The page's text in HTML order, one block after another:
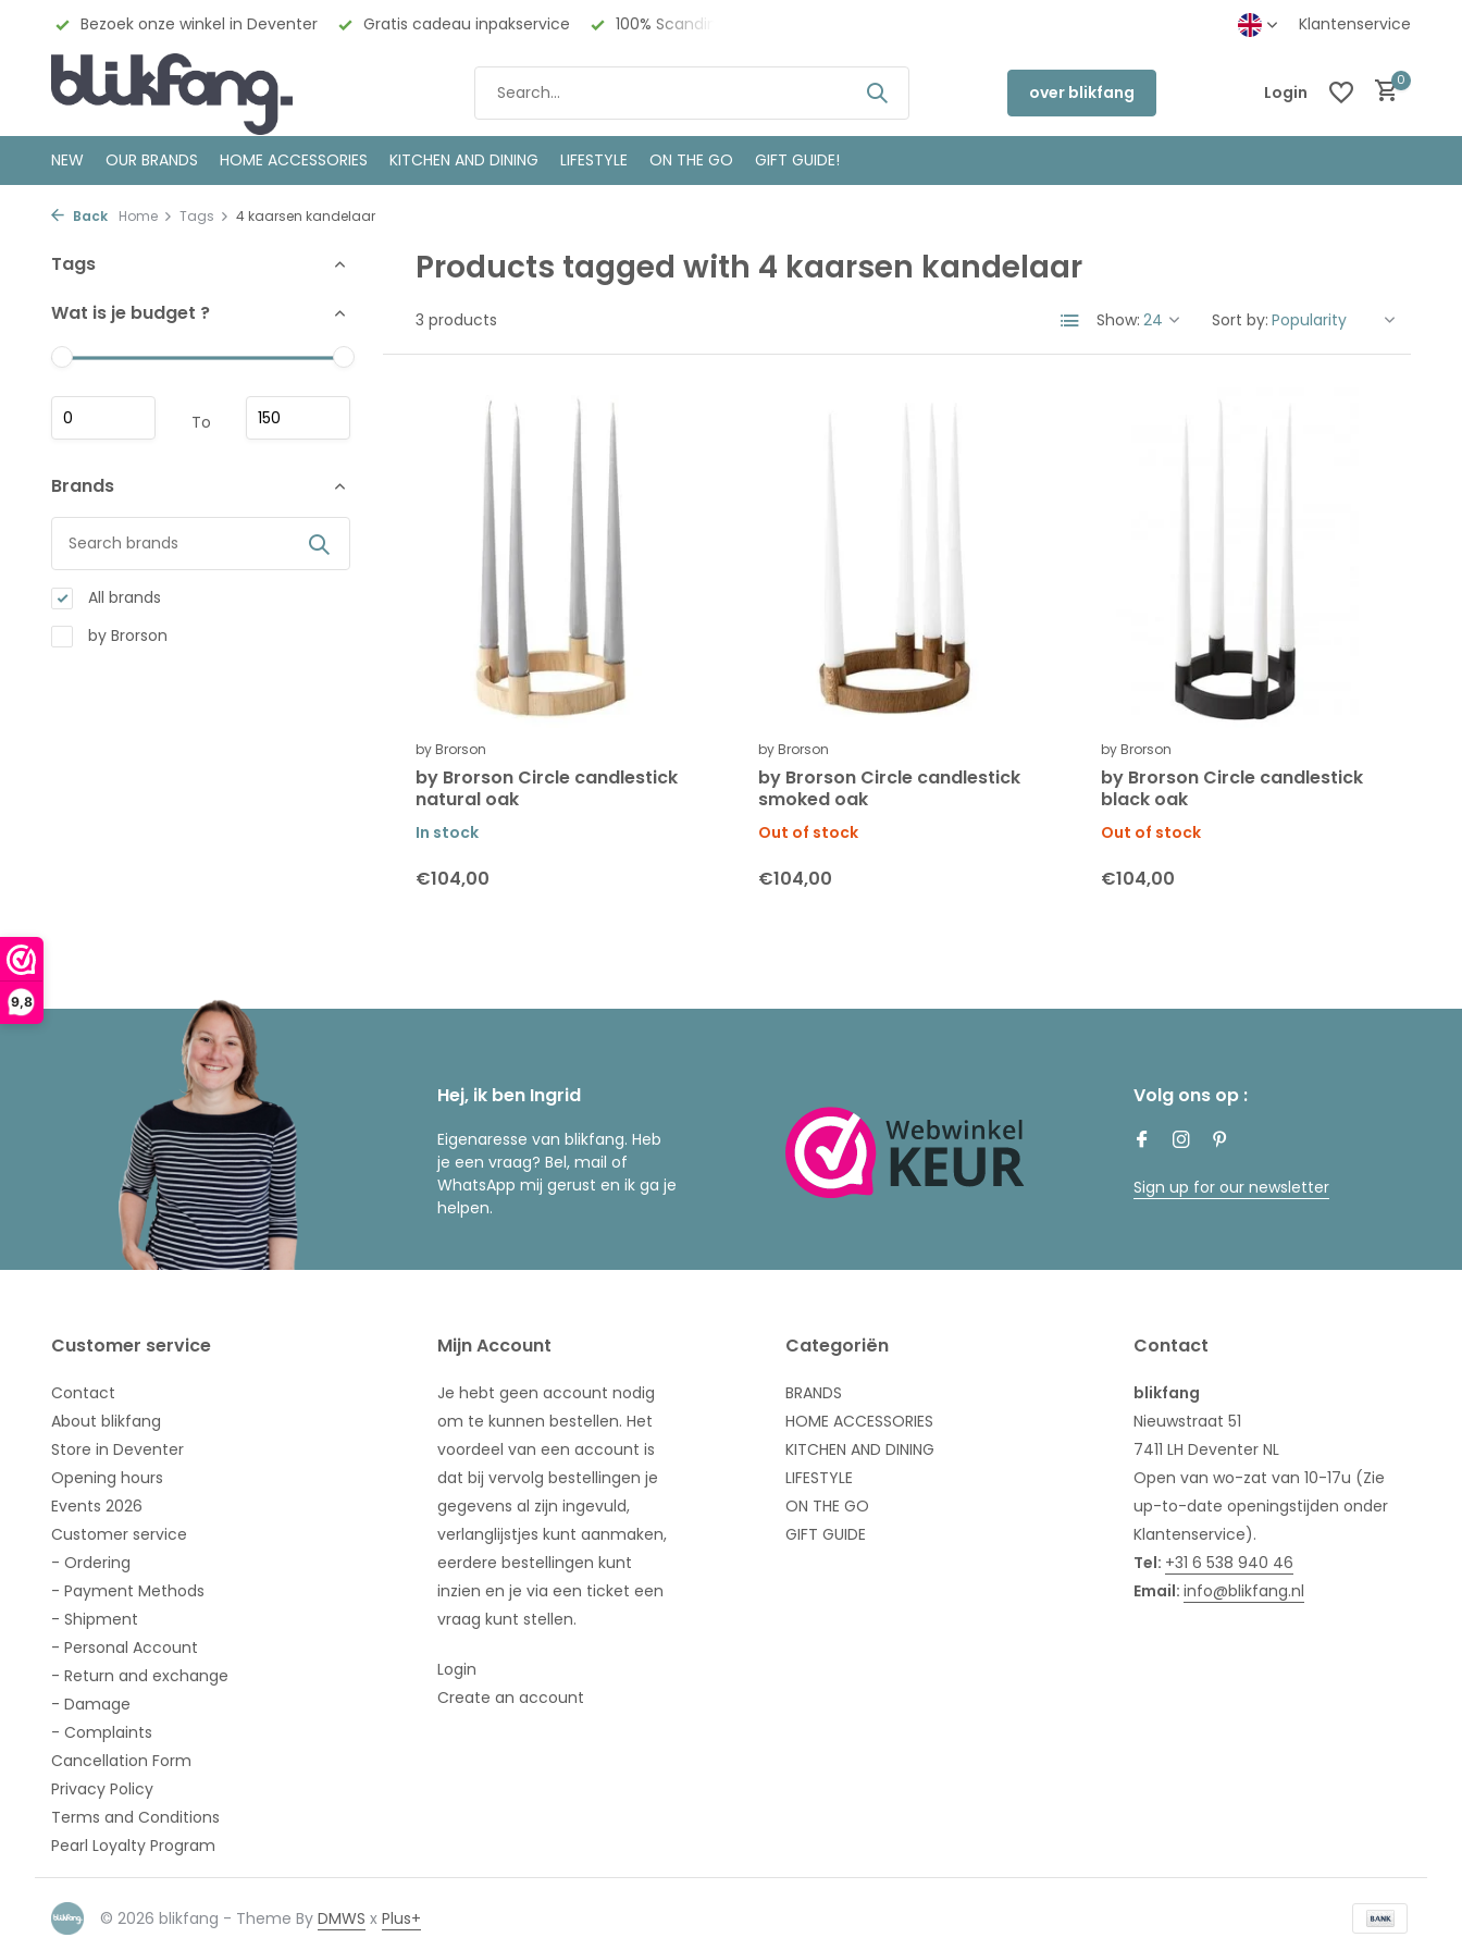
9,8
Bezoek onze winkel in Deventer Gratis cadeau inpakservice 100% Scandinavisch Design Klantenservice
over blikfang Login
0
NEW OUR BRANDS HOME ACCESSORIES KITCHEN AND DINING LIFESTYLE ON THE GO GIFT GUIDE!
Back Home Tags 4 kaarsen kandelaar
Tags
Wat is je budget ?
To
Brands
All brands
by Brorson
Products tagged with 4 kaarsen kandelaar
3 products Show: Sort by:
by Brorson
by Brorson Circle candlestick
natural oak
In stock
€104,00
by Brorson
by Brorson Circle candlestick
smoked oak
Out of stock
€104,00
by Brorson
by Brorson Circle candlestick
black oak
Out of stock
€104,00
Hej, ik ben Ingrid
Eigenaresse van blikfang. Heb
je een vraag? Bel, mail of
WhatsApp mij gerust en ik ga je
helpen.
Volg ons op :
Sign up for our newsletter
Customer service
Contact
About blikfang
Store in Deventer
Opening hours
Events 2026
Customer service
- Ordering
- Payment Methods
- Shipment
- Personal Account
- Return and exchange
- Damage
- Complaints
Cancellation Form
Privacy Policy
Terms and Conditions
Pearl Loyalty Program
Mijn Account
Je hebt geen account nodig
om te kunnen bestellen. Het
voordeel van een account is
dat bij vervolg bestellingen je
gegevens al zijn ingevuld,
verlanglijstjes kunt aanmaken,
eerdere bestellingen kunt
inzien en je via een ticket een
vraag kunt stellen.
Login
Create an account
Categoriën
BRANDS
HOME ACCESSORIES
KITCHEN AND DINING
LIFESTYLE
ON THE GO
GIFT GUIDE
Contact
blikfang
Nieuwstraat 51
7411 LH Deventer NL
Open van wo-zat van 10-17u (Zie
up-to-date openingstijden onder
Klantenservice).
Tel: +31 6 538 940 46
Email: info@blikfang.nl
© 2026 blikfang - Theme By DMWS x Plus+